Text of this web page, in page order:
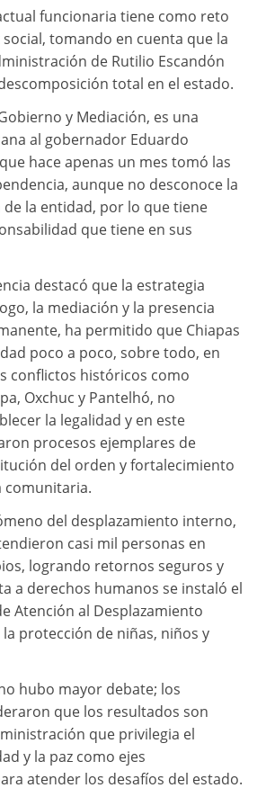
funcionaria tiene como reto
tomando en cuenta que la
de Rutilio Escandón
total en el estado.
y Mediación, es una
al gobernador Eduardo
hace apenas un mes tomó las
aunque no desconoce la
la entidad, por lo que tiene
que tiene en sus
destacó que la estrategia
la mediación y la presencia
ha permitido que Chiapas
poco a poco, sobre todo, en
conflictos históricos como
Oxchuc y Pantelhó, no
la legalidad y en este
procesos ejemplares de
del orden y fortalecimiento
comunitaria.
del desplazamiento interno,
casi mil personas en
logrando retornos seguros y
a derechos humanos se instaló el
Atención al Desplazamiento
protección de niñas, niños y
hubo mayor debate; los
que los resultados son
que privilegia el
y la paz como ejes
atender los desafíos del estado.